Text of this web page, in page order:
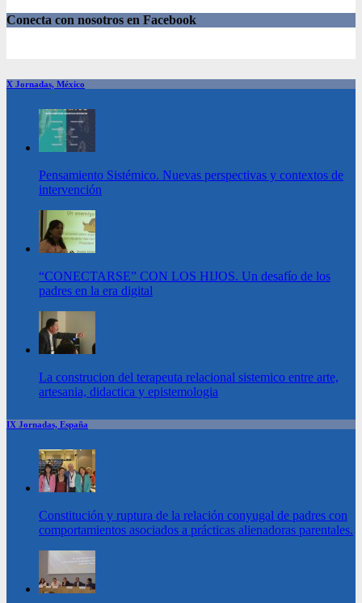
Conecta con nosotros en Facebook
X Jornadas, México
Pensamiento Sistémico. Nuevas perspectivas y contextos de
intervención
“CONECTARSE” CON LOS HIJOS. Un desafío de los
padres en la era digital
La construcion del terapeuta relacional sistemico entre arte,
artesania, didactica y epistemologia
IX Jornadas, España
Constitución y ruptura de la relación conyugal de padres con
comportamientos asociados a prácticas alienadoras parentales.